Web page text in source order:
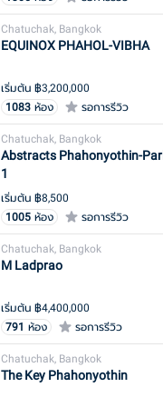
Chatuchak, Bangkok
EQUINOX PHAHOL-VIBHA
เริ่มต้น ฿3,200,000
1083 ห้อง รอการรีวิว
Chatuchak, Bangkok
Abstracts Phahonyothin-
1
เริ่มต้น ฿8,500
1005 ห้อง รอการรีวิว
Chatuchak, Bangkok
M Ladprao
เริ่มต้น ฿4,400,000
791 ห้อง รอการรีวิว
Chatuchak, Bangkok
The Key Phahonyothin